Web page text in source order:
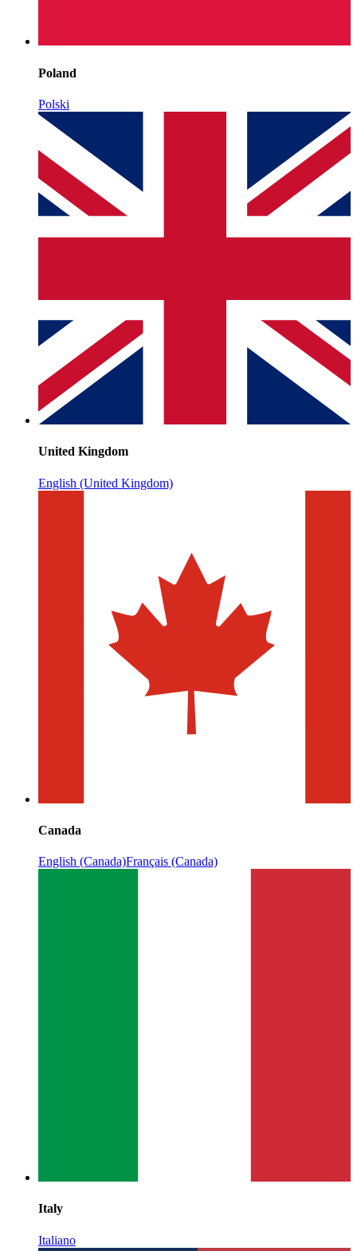
Poland
Polski
United Kingdom
English (United Kingdom)
Canada
English (Canada)Français (Canada)
Italy
Italiano